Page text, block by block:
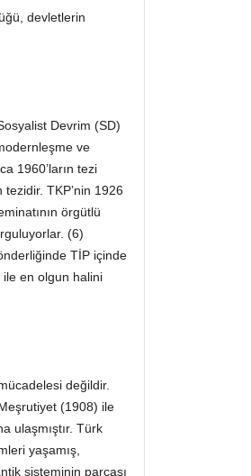
devletlerin
Devrim (SD)
ve
1960’ların tezi
TKP’nin 1926
örgütlü
(6)
TİP içinde
ile en olgun halini
değildir.
(1908) ile
ulaşmıştır. Türk
yaşamış,
sisteminin parçası